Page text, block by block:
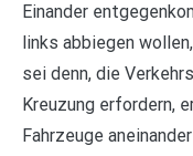
Einander
links abbiegen
sei denn, die
Kreuzung erfordern,
Fahrzeuge